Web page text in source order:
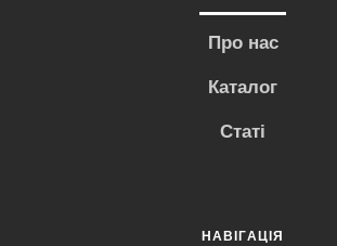
Про нас
Каталог
Статі
НАВІГАЦІЯ